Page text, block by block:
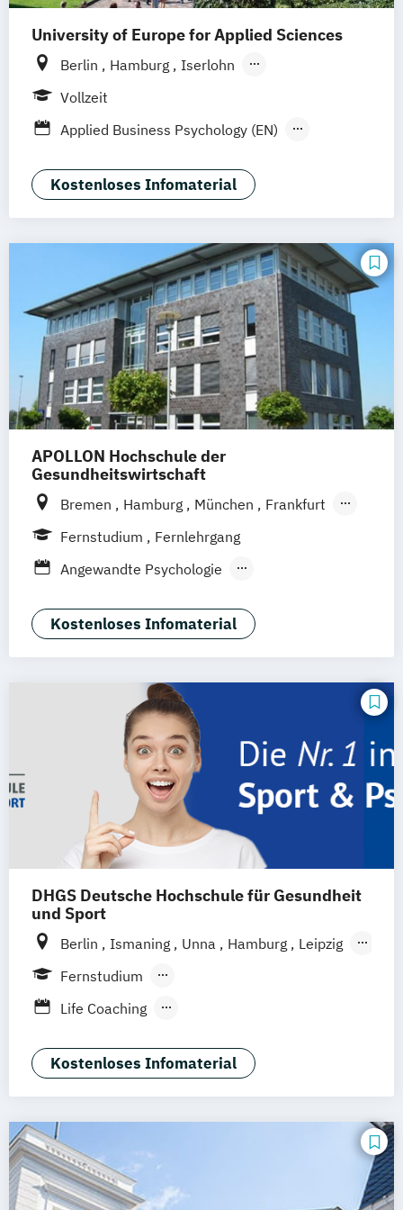
University of Europe for Applied Sciences
Berlin Hamburg
Iserlohn
UE Innovation Hub
Vollzeit
Applied Business Psychology (EN)
Psychologie mit Schwerpunkt Coaching &
Beratung
Kostenloses Infomaterial
APOLLON Hochschule der
Gesundheitswirtschaft
Bremen Hamburg München
Frankfurt
Köln
Göttingen Leipzig
Fernstudium
Fernlehrgang
Angewandte Psychologie
Persönlichkeitspsychologie
Gesundheitspsychologie
Psychologie für Führungskräfte
Psychologische Grundlagen der sozialen
Psychologische Methodenlehre
Sozialpsychologie Sportpsychologie
Kostenloses Infomaterial
DHGS Deutsche Hochschule für Gesundheit
und Sport
Berlin Ismaning Unna Hamburg
Leipzig
Köln
Frankfurt
Fernstudium
Berufsbegleitendes Präsenzstudium
Life Coaching
Psychologie
Kostenloses Infomaterial